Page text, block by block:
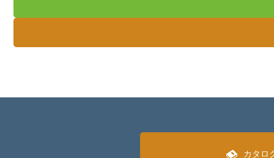
カタロ